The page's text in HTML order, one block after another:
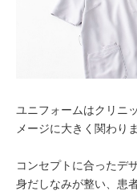
ユニフォームはクリニ
メージに大きく関わりま
コンセプトに合ったデ
身だしなみが整い、患